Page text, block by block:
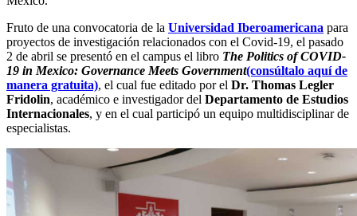
Fruto de una convocatoria de la Universidad Iberoamericana para
proyectos de investigación relacionados con el Covid-19, el pasado
2 de abril se presentó en el campus el libro The Politics of COVID-
19 in Mexico: Governance Meets Government(consúltalo aquí de
manera gratuita), el cual fue editado por el Dr. Thomas Legler
Fridolin, académico e investigador del Departamento de Estudios
Internacionales, y en el cual participó un equipo multidisciplinar de
especialistas.